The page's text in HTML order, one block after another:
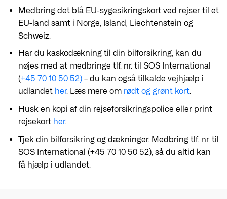
Medbring det blå EU-sygesikringskort ved rejser til et
EU-land samt i Norge, Island, Liechtenstein og
Schweiz.
Har du kaskodækning til din bilforsikring, kan du
nøjes med at medbringe tlf. nr. til SOS International
(+45 70 10 50 52)– du kan også tilkalde vejhjælp i
udlandet her. Læs mere om rødt og grønt kort.
Husk en kopi af din rejseforsikringspolice eller print
rejsekort her.
Tjek din bilforsikring og dækninger. Medbring tlf. nr. til
SOS International (+45 70 10 50 52), så du altid kan
få hjælp i udlandet.